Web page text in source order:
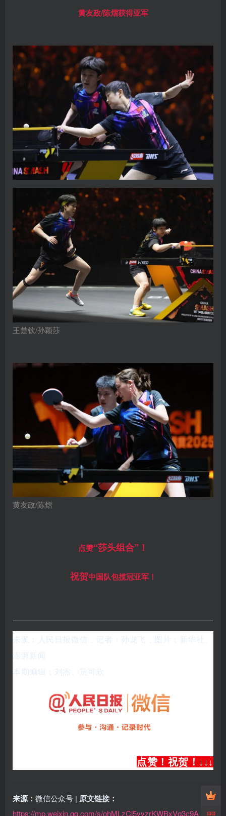
黄友政/陈熠获得亚军
王楚钦/孙颖莎
黄友政/陈熠
点赞“莎头组合”！
祝贺中国队包揽冠亚军！
来源：人民日报微信，记者：孙龙飞，图片： 新华社、
澎湃新闻
本期编辑：刘杰、阮可欣
点赞！祝贺！ ↓ ↓ ↓
来源： 微信公众号 | 原文链接：
https://mp.weixin.qq.com/s/ohMLzCl5yyzrKWBxVq3c9A